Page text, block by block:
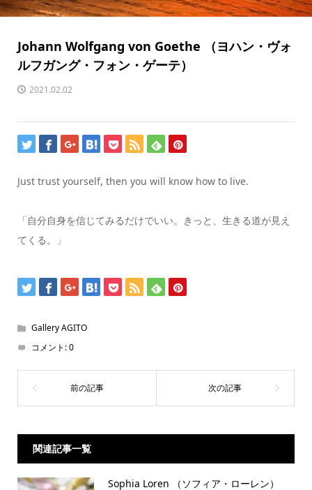
Johann Wolfgang von Goethe （ヨハン・ヴォ
ルフガング・フォン・ゲーテ）
2021.02.02
Just trust yourself, then you will know how to live.
「自分自身を信じてみるだけでいい。きっと、生きる道が見え
てくる。」
Gallery AGITO
コメント:0
関連記事一覧
Sophia Loren （ソフィア・ローレン）